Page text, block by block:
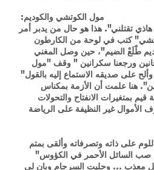
مول الكوتشي والكوديم:
تقتلني". هذا هو حال من يدبر أمر
كتب في لوحة من الكارطون
طْلَعْ الضيم"، حين وصل المغني
ورجعنا سكرانين " وقف "مول
على صديقه الاستماع إليه بالقول"
هنا علمت أن الأزمة بمكناس
بمتغيرات الانفتاح والتحولات
الأموال غير النظيفة على الرياضة
على ذاته وتصرفاته وألقى بمتم
صب السائل الأحمر في الكؤوس"
معذب ... وحليت السرجام وبان لي